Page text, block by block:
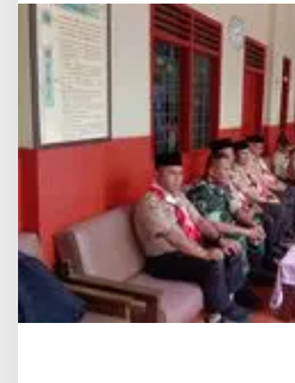
i
l
0
2
0
1
-
0
1
/
M
P
e
r